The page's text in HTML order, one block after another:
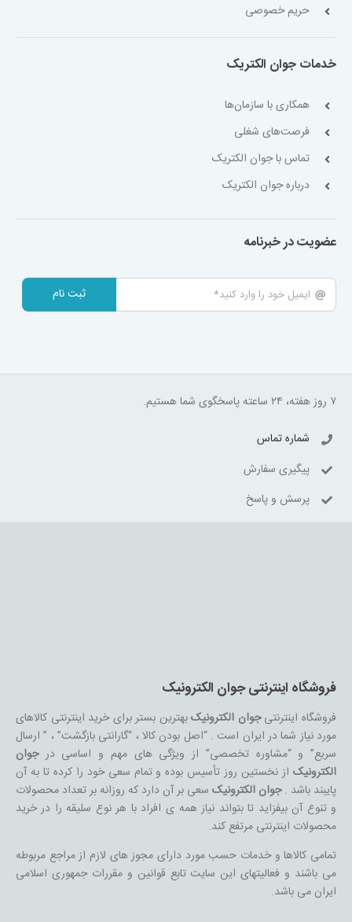
حریم خصوصی
خدمات جوان الکتریک
همکاری با سازمان‌ها
فرصت‌های شغلی
تماس با جوان الکتریک
درباره جوان الکتریک
عضویت در خبرنامه
ثبت نام
۷ روز هفته، ۲۴ ساعته پاسخگوی شما هستیم.
شماره تماس
پیگیری سفارش
پرسش و پاسخ
فروشگاه اینترنتی جوان الکترونیک
فروشگاه اینترنتیجوان الکترونیکبهترین بستر برای خرید اینترنتی کالاهای
مورد نیاز شما در ایران است . “اصل بودن کالا ، “گارانتی بازگشت” ، ” ارسال
سریع” و “مشاوره تخصصی” از ویژگی های مهم و اساسی درجوان
الکترونیکاز نخستین روز تأسیس بوده و تمام سعی خود را کرده تا به آن
پایبند باشد .جوان الکترونیکسعی بر آن دارد که روزانه بر تعداد محصولات
و تنوع آن بیفزاید تا بتواند نیاز همه ی افراد با هر نوع سلیقه را در خرید
محصولات اینترنتی مرتفع کند.
تمامی کالاها و خدمات حسب مورد دارای مجوز های لازم از مراجع مربوطه
می باشند و فعالیتهای این سایت تابع قوانین و مقررات جمهوری اسلامی
ایران می باشد.